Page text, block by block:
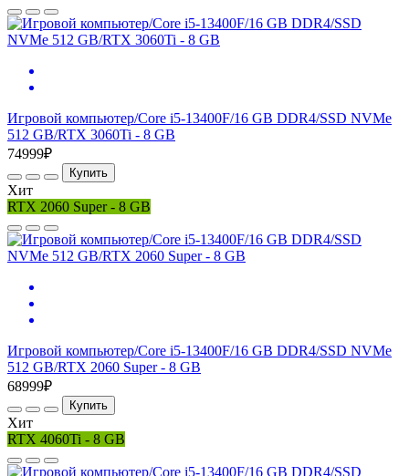
Игровой компьютер/Core i5-13400F/16 GB DDR4/SSD NVMe
512 GB/RTX 3060Ti - 8 GB
74999₽
Купить
Хит
RTX 2060 Super - 8 GB
Игровой компьютер/Core i5-13400F/16 GB DDR4/SSD NVMe
512 GB/RTX 2060 Super - 8 GB
68999₽
Купить
Хит
RTX 4060Ti - 8 GB